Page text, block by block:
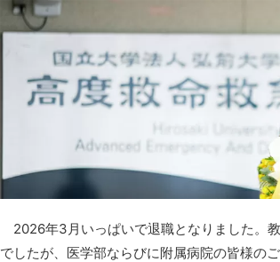
2026年3月いっぱいで退職となりました。
でしたが、医学部ならびに附属病院の皆様の